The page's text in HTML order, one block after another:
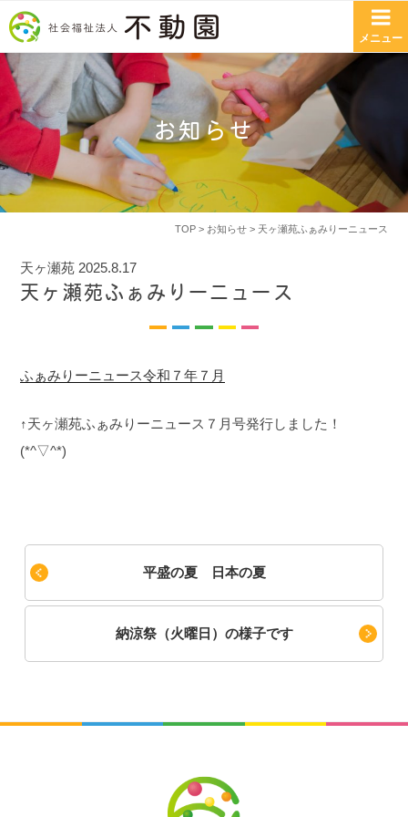
コンテンツへスキップ
お知らせ
メニュー
TOP> お知らせ> 天ヶ瀬苑ふぁみりーニュース
天ヶ瀬苑 2025.8.17
天ヶ瀬苑ふぁみりーニュース
ふぁみりーニュース令和７年７月
↑天ヶ瀬苑ふぁみりーニュース７月号発行しました！
(*^▽^*)
平盛の夏 日本の夏
納涼祭（火曜日）の様子です